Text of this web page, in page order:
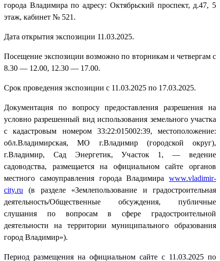
города Владимира по адресу: Октябрьский проспект, д.47, 5
этаж, кабинет № 521.
Дата открытия экспозиции 11.03.2025.
Посещение экспозиции возможно по вторникам и четвергам с
8.30 — 12.00, 12.30 — 17.00.
Срок проведения экспозиции с 11.03.2025 по 17.03.2025.
Документация по вопросу предоставления разрешения на
условно разрешенный вид использования земельного участка
с кадастровым номером 33:22:015002:39, местоположение:
обл.Владимирская, МО г.Владимир (городской округ),
г.Владимир, Сад Энергетик, Участок 1, — ведение
садоводства, размещается на официальном сайте органов
местного самоуправления города Владимира www.vladimir-
city.ru (в разделе «Землепользование и градостроительная
деятельность/Общественные обсуждения, публичные
слушания по вопросам в сфере градостроительной
деятельности на территории муниципального образования
город Владимир»).
Период размещения на официальном сайте с 11.03.2025 по